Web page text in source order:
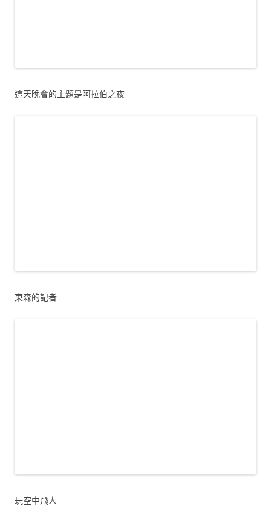
這天晚會的主題是阿拉伯之夜
東森的記者
玩空中飛人